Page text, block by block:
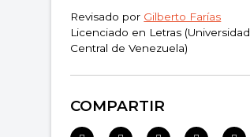
Revisado por Gilberto Farías
Licenciado en Letras (Universidad
Central de Venezuela)
COMPARTIR